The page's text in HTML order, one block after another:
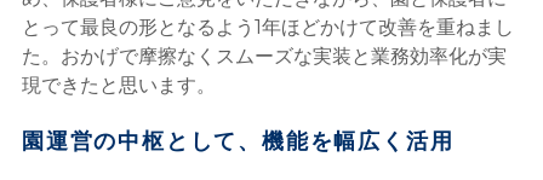
とって最良の形となるよう1年ほどかけて改善を重ねまし
た。おかげで摩擦なくスムーズな実装と業務効率化が実
現できたと思います。
園運営の中枢として、機能を幅広く活用